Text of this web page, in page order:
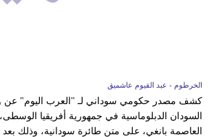
الخرطوم - عبد القيوم عاشميق
كشف مصدر حكومي سوداني لـ "العرب اليوم" عن
السودان الدبلوماسية في جمهورية أفريقيا الوسطى،
العاصمة بانغي، على متن طائرة سودانية، وذلك